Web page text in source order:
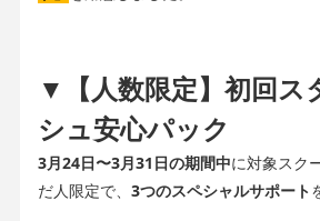
▼【人数限定】初回ス
シュ安心パック
3月24日〜3月31日の期間中に対象スク
だ人限定で、3つのスペシャルサポート